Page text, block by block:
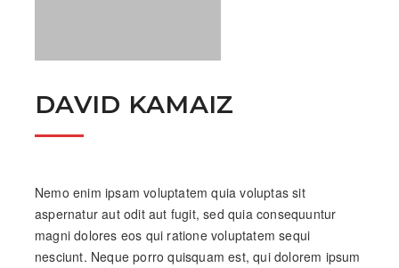
DAVID KAMAIZ
Nemo enim ipsam voluptatem quia voluptas sit
aspernatur aut odit aut fugit, sed quia consequuntur
magni dolores eos qui ratione voluptatem sequi
nesciunt. Neque porro quisquam est, qui dolorem ipsum